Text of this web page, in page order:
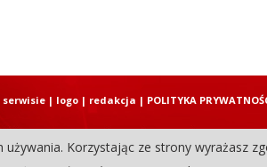
serwisie| logo| redakcja | POLITYKA
używania. Korzystając ze strony wyrażasz